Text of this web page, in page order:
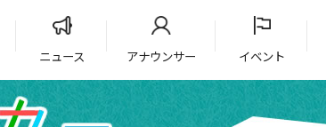
ニュース アナウンサー イベント